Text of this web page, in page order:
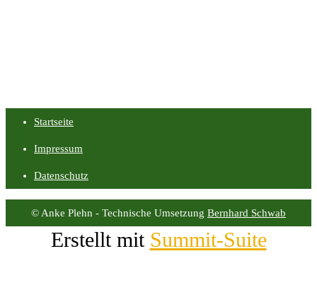
Startseite
Impressum
Datenschutz
© Anke Plehn - Technische Umsetzung Bernhard Schwab
Erstellt mit Summit-Suite